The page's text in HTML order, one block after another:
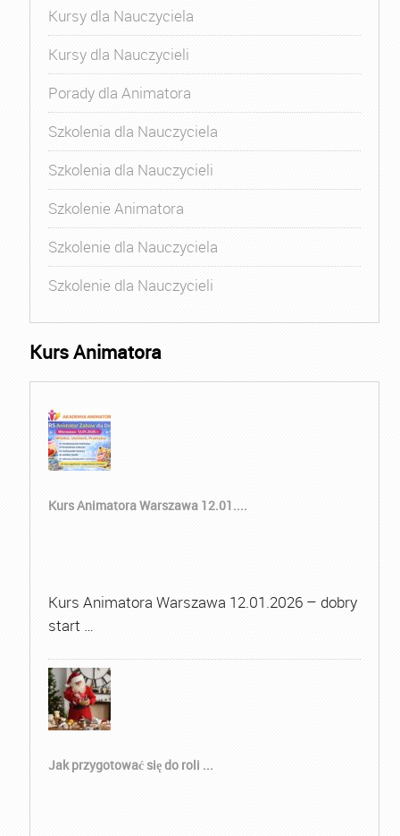
Kursy dla Nauczyciela
Kursy dla Nauczycieli
Porady dla Animatora
Szkolenia dla Nauczyciela
Szkolenia dla Nauczycieli
Szkolenie Animatora
Szkolenie dla Nauczyciela
Szkolenie dla Nauczycieli
Kurs Animatora
Kurs Animatora Warszawa 12.01....
Kurs Animatora Warszawa 12.01.2026 – dobry
start …
Jak przygotować się do roli ...